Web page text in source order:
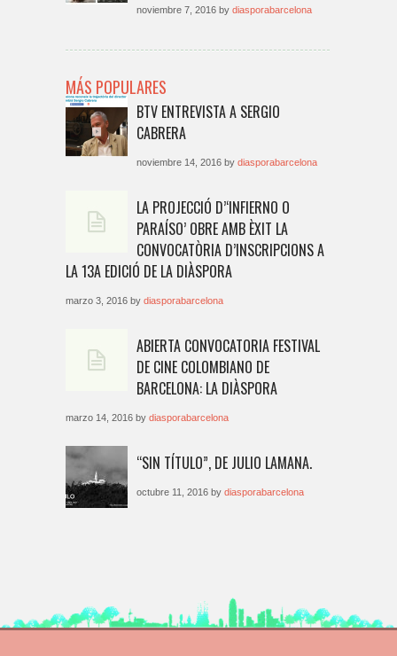
noviembre 7, 2016 by diasporabarcelona
MÁS POPULARES
BTV ENTREVISTA A SERGIO
CABRERA
noviembre 14, 2016 by diasporabarcelona
LA PROJECCIÓ D’‘INFIERNO O
PARAÍSO’ OBRE AMB ÈXIT LA
CONVOCATÒRIA D’INSCRIPCIONS A
LA 13A EDICIÓ DE LA DIÀSPORA
marzo 3, 2016 by diasporabarcelona
ABIERTA CONVOCATORIA FESTIVAL
DE CINE COLOMBIANO DE
BARCELONA: LA DIÀSPORA
marzo 14, 2016 by diasporabarcelona
“SIN TÍTULO”, DE JULIO LAMANA.
octubre 11, 2016 by diasporabarcelona